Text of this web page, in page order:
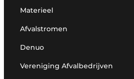
Materieel
Afvalstromen
Denuo
Vereniging Afvalbedrijven